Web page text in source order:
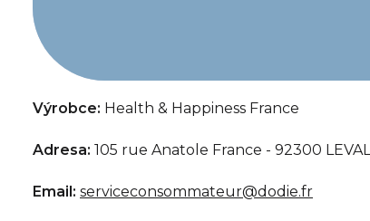
Výrobce: Health & Happiness France
Adresa: 105 rue Anatole France - 92300
Email: serviceconsommateur@dodie.fr